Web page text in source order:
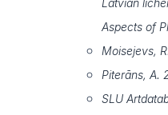
Latvian
Aspects of
Moisejevs,
Piterāns, A.
SLU